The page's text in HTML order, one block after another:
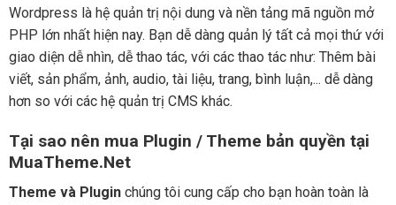
Wordpress là hệ quản trị nội dung và nền tảng mã nguồn mở
PHP lớn nhất hiện nay. Bạn dễ dàng quản lý tất cả mọi thứ với
giao diện dễ nhìn, dễ thao tác, với các thao tác như: Thêm bài
viết, sản phẩm, ảnh, audio, tài liệu, trang, bình luận,... dễ dàng
hơn so với các hệ quản trị CMS khác.
Tại sao nên mua Plugin / Theme bản quyền tại
MuaTheme.Net
Theme và Plugin chúng tôi cung cấp cho bạn hoàn toàn là